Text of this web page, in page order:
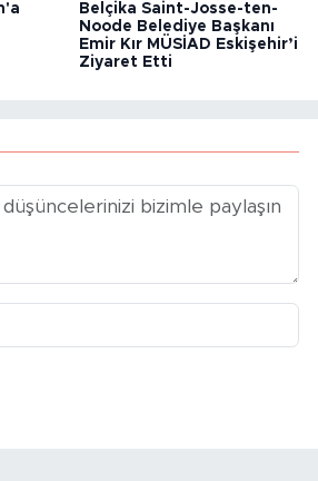
Belçika Saint-Josse-ten-
Noode Belediye Başkanı
Emir Kır MÜSİAD Eskişehir’i
Ziyaret Etti